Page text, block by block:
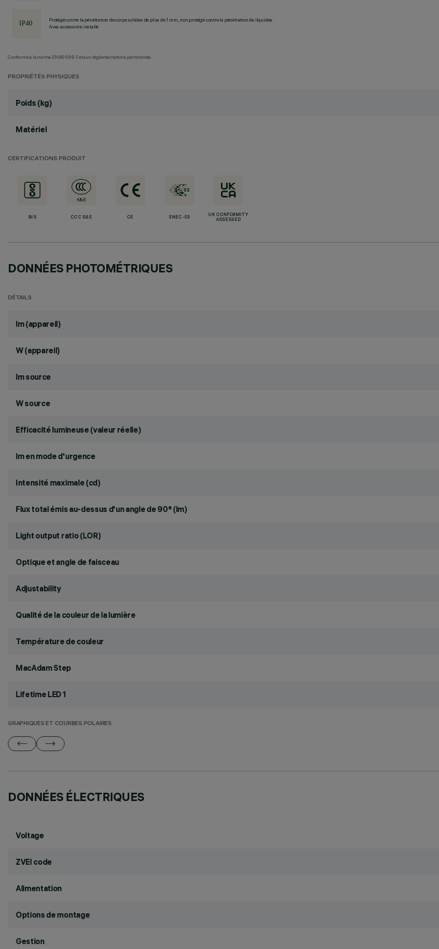
Protégé contre la pénétration de corps solides de plus de 1 mm, non protégé contre la pénétration de liquides.
Avec accessoire installé
Conforme à la norme EN60598-1 et aux réglementations pertinentes.
PROPRIÉTÉS PHYSIQUES
Poids (kg)
Matériel
CERTIFICATIONS PRODUIT
BIS CCC S&E CE ENEC-03
UK CONFORMITY
ASSESSED
DONNÉES PHOTOMÉTRIQUES
DÉTAILS
lm (appareil)
W (appareil)
lm source
W source
Efficacité lumineuse (valeur réelle)
lm en mode d'urgence
Intensité maximale (cd)
Flux total émis au-dessus d'un angle de 90° (lm)
Light output ratio (LOR)
Optique et angle de faisceau
Adjustability
Qualité de la couleur de la lumière
Température de couleur
MacAdam Step
Lifetime LED 1
GRAPHIQUES ET COURBES POLAIRES
DONNÉES ÉLECTRIQUES
Voltage
ZVEI code
Alimentation
Options de montage
Gestion